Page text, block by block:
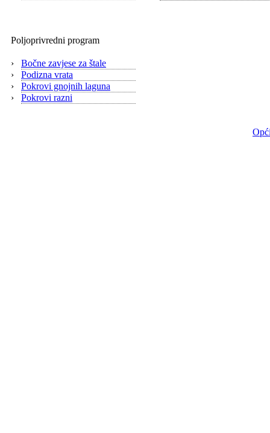
Poljoprivredni program
›
Bočne zavjese za štale
›
Podizna vrata
›
Pokrovi gnojnih laguna
›
Pokrovi razni